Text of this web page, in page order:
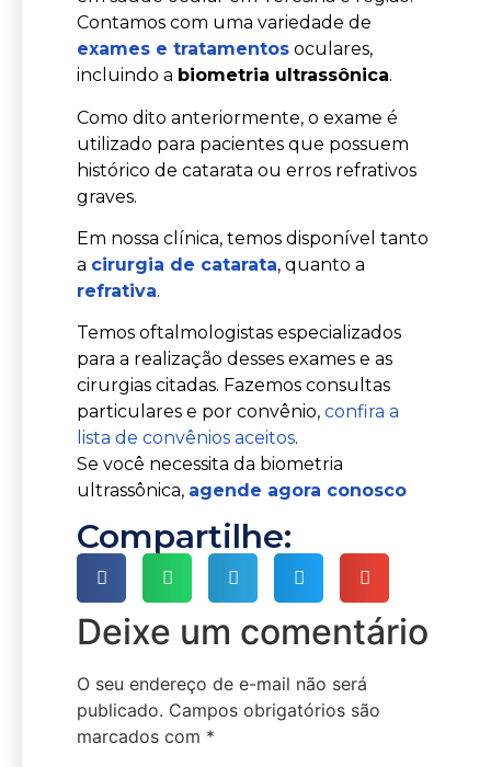
Contamos com uma variedade de
exames e tratamentos oculares,
incluindo a biometria ultrassônica.
Como dito anteriormente, o exame é
utilizado para pacientes que possuem
histórico de catarata ou erros refrativos
graves.
Em nossa clínica, temos disponível tanto
a cirurgia de catarata, quanto a
refrativa.
Temos oftalmologistas especializados
para a realização desses exames e as
cirurgias citadas. Fazemos consultas
particulares e por convênio, confira a
lista de convênios aceitos.
Se você necessita da biometria
ultrassônica, agende agora conosco
Compartilhe:
Deixe um comentário
O seu endereço de e-mail não será
publicado. Campos obrigatórios são
marcados com *